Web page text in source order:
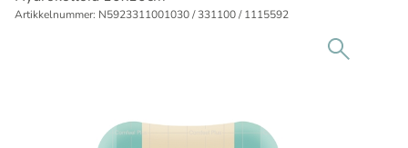
Artikkelnummer: N5923311001030 / 331100 / 1115592